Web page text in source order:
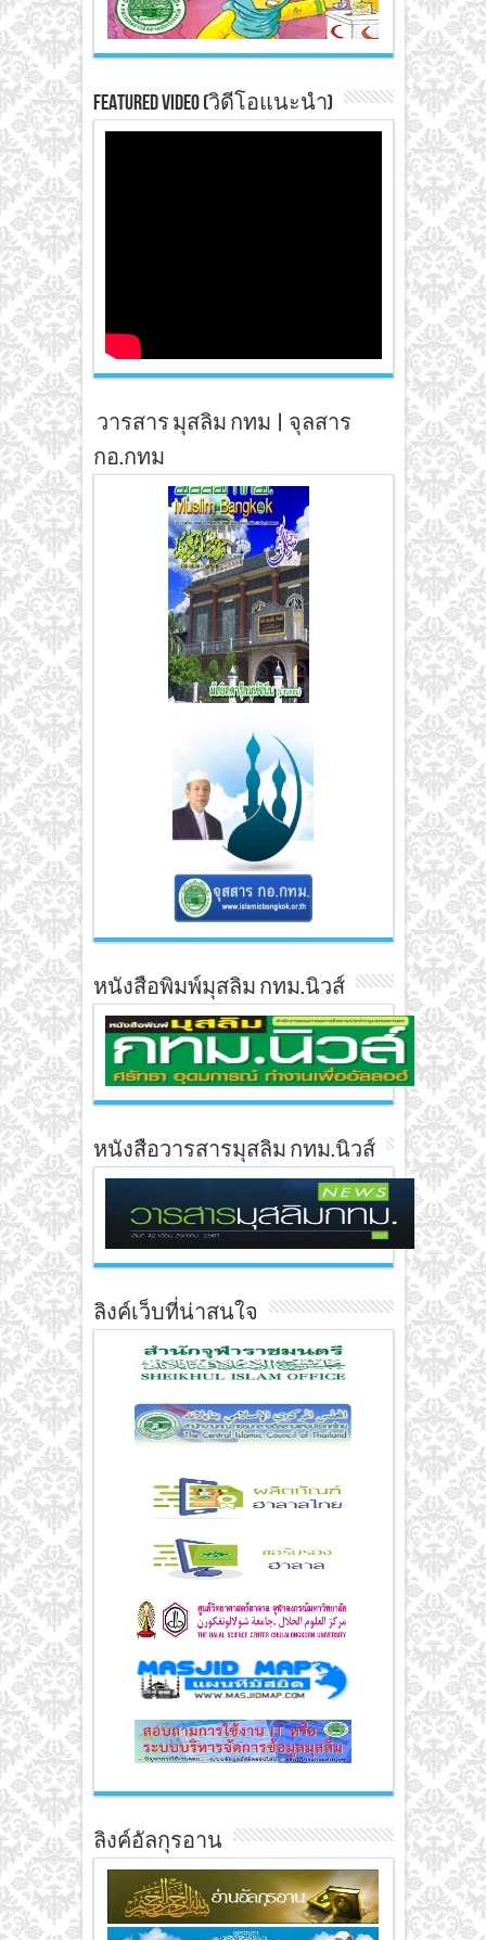
Featured Video (วิดีโอแนะนำ)
วารสาร มุสลิม กทม | จุลสาร
กอ.กทม
หนังสือพิมพ์มุสลิม กทม.นิวส์
หนังสือวารสารมุสลิม กทม.นิวส์
ลิงค์เว็บที่น่าสนใจ
ลิงค์อัลกุรอาน